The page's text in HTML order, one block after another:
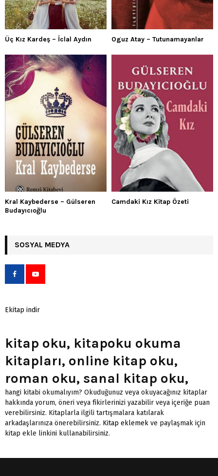
Üç Kız Kardeş – İclal Aydın Oguz Atay – Tutunamayanlar
Kral Kaybederse – Gülseren
Budayıcıoğlu
Camdaki Kız Kitap Özeti
SOSYAL MEDYA
Ekitap indir
kitap oku, kitapoku okuma
kitapları, online kitap oku,
roman oku, sanal kitap oku,
hangi kitabi okumalıyım? Okuduğunuz veya okuyacağınız kitaplar
hakkında yorum, öneri veya fikirlerinizi yazabilir veya içeriğe puan
verebilirsiniz. Kitaplarla ilgili tartışmalara katılarak
arkadaşlarınıza önerebilirsiniz. Kitap eklemek ve paylaşmak için
kitap ekle linkini kullanabilirsiniz.